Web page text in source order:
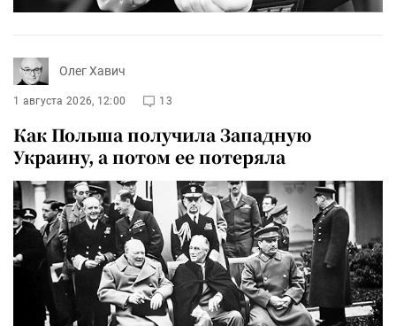
Олег Хавич
1 августа 2026, 12:00 13
Как Польша получила Западную
Украину, а потом ее потеряла